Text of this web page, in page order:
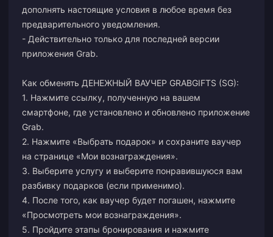
дополнять настоящие условия в любое время без
предварительного уведомления.
- Действительно только для последней версии
приложения Grab.
Как обменять ДЕНЕЖНЫЙ ВАУЧЕР GRABGIFTS (SG):
1. Нажмите ссылку, полученную на вашем
смартфоне, где установлено и обновлено приложение
Grab.
2. Нажмите «Выбрать подарок» и сохраните ваучер
на странице «Мои вознаграждения».
3. Выберите услугу и выберите понравившуюся вам
разбивку подарков (если применимо).
4. После того, как ваучер будет погашен, нажмите
«Просмотреть мои вознаграждения».
5. Пройдите этапы бронирования и нажмите